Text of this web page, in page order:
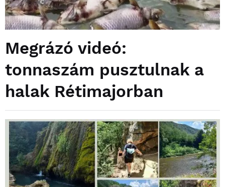
Megrázó videó:
tonnaszám pusztulnak a
halak Rétimajorban